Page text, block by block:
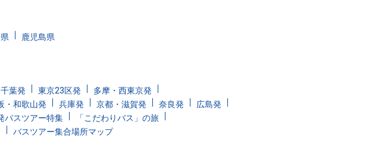
鹿児島県
千葉発 東京23区発
多摩・西東京発
・和歌山発 兵庫発 京都・滋賀発 奈良発
広島発
バスツアー特集
「こだわりバス」の旅
バスツアー集合場所マップ